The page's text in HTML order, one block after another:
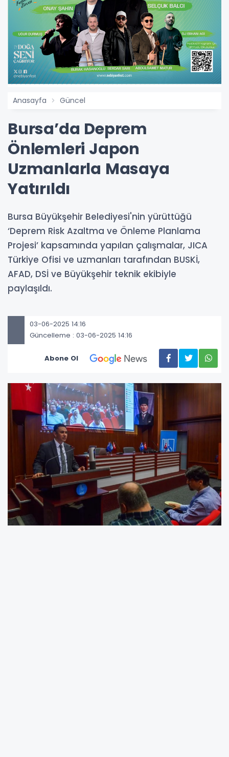
Anasayfa Güncel
Bursa’da Deprem
Önlemleri Japon
Uzmanlarla Masaya
Yatırıldı
Bursa Büyükşehir Belediyesi'nin yürüttüğü
‘Deprem Risk Azaltma ve Önleme Planlama
Projesi’ kapsamında yapılan çalışmalar, JICA
Türkiye Ofisi ve uzmanları tarafından BUSKİ,
AFAD, DSİ ve Büyükşehir teknik ekibiyle
paylaşıldı.
03-06-2025 14:16
Güncelleme : 03-06-2025 14:16
Abone Ol